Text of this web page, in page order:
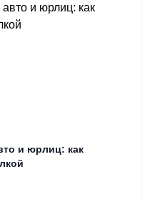
и юрлиц: как